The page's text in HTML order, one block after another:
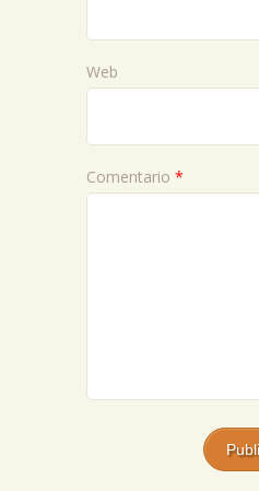
Web
Comentario *